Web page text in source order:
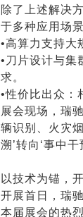
除了上述解决
于多种应用场景
•高算力支持大
•刀片设计与集
求。
•性价比出众：
展会现场，瑞
辆识别、火灾
溯’转向‘事中
以技术为锚，
开展首日，瑞
本届展会的热